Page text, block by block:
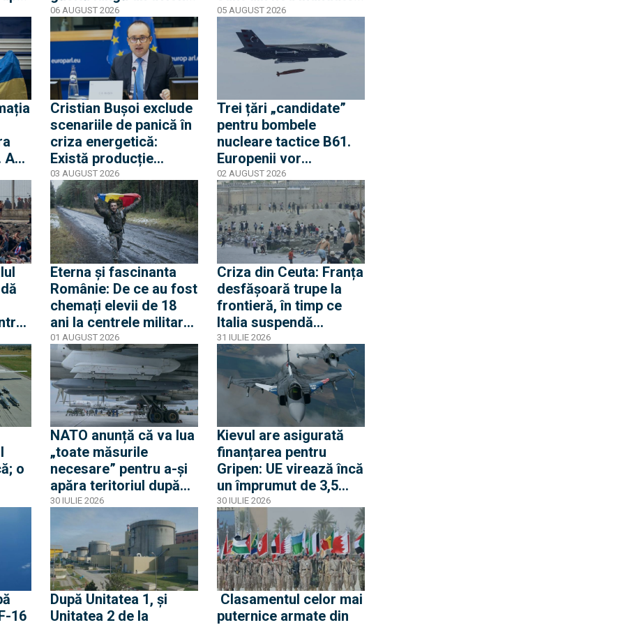
ucrainean, în timp ce
un alt avion de marfă
care anula aterizarea a
lovit o a doua dronă
06 AUGUST 2026
de mesaje pentru o
nouă mobilizare către
orașul spaniol
05 AUGUST 2026
Am
Cristian Bușoi exclude
scenariile de panică în
criza energetică:
Există producție
internă stabilă cât să
alimentăm populația
03 AUGUST 2026
Trei țări „candidate”
pentru bombele
nucleare tactice B61.
Europenii vor
dislocarea în Est
pentru a convinge
Rusia că Europa nu
glumește cu propria-i
apărare
02 AUGUST 2026
Eterna și fascinanta
Românie: De ce au fost
chemați elevii de 18
ani la centrele militare
și de ce nu este vorba
despre mobilizare
01 AUGUST 2026
Criza din Ceuta: Franța
desfășoară trupe la
frontieră, în timp ce
Italia suspendă
acordul Schengen cu
Spania
31 IULIE 2026
o
NATO anunță că va lua
„toate măsurile
necesare” pentru a-și
apăra teritoriul după
ce o rachetă rusă a
explodat în Polonia
30 IULIE 2026
Kievul are asigurată
finanțarea pentru
Gripen: UE virează încă
un împrumut de 3,5
miliarde euro pentru
Gripen, drone, rachete
și apărare aeriană
30 IULIE 2026
16
După Unitatea 1, și
Unitatea 2 de la
Clasamentul celor mai
puternice armate din